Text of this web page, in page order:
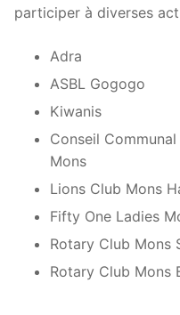
participer à diverses
Adra
ASBL Gogogo
Kiwanis
Conseil
Mons
Lions Club Mons
Fifty One Ladies
Rotary Club Mons
Rotary Club Mons